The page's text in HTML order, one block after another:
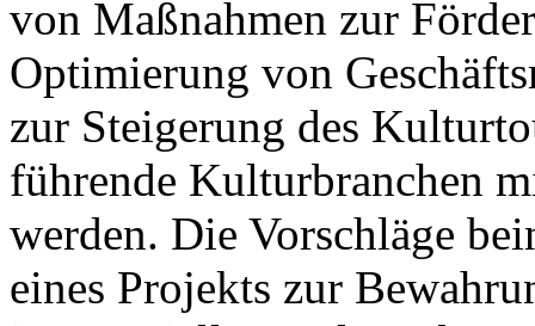
von Maßnahmen zur
Optimierung von
zur Steigerung des
führende Kulturbranchen
werden. Die Vorschläge
eines Projekts zur